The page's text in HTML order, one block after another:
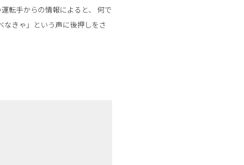
転手からの情報によると、 何で
きゃ」という声に後押しをさ